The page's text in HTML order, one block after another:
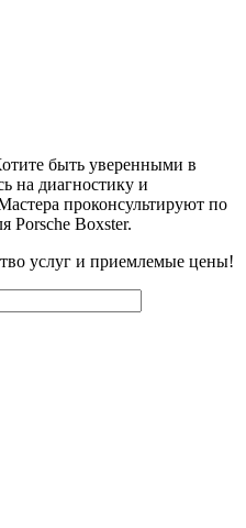
быть уверенными в
на диагностику и
проконсультируют по
Porsche Boxster.
услуг и приемлемые цены!